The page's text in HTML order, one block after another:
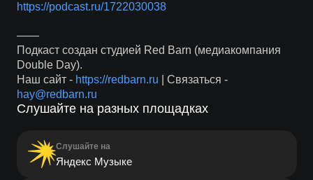
https://podcast.ru/1722030038
——
Подкаст создан студией Red Barn (медиакомпания
Double Day).
Наш сайт - https://redbarn.ru | Связаться -
hay@redbarn.ru
Слушайте на разных площадках
Слушайте на
Яндекс Музыке